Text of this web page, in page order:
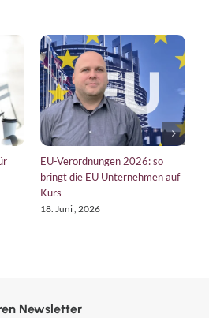
Tax CMS wertlos? Wieso der
Weg wichtiger ist als das Ziel
Newsletter